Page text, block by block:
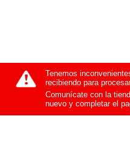
Tenemos
recibiendo para
Comunícate con la
nuevo y completar el